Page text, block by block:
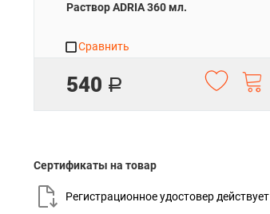
Раствор ADRIA 360 мл.
540 Р
Сравнить
Сертификаты на товар
Регистрационное удостовер действует